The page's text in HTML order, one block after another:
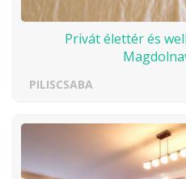
Privát élettér és
PILISCSABA